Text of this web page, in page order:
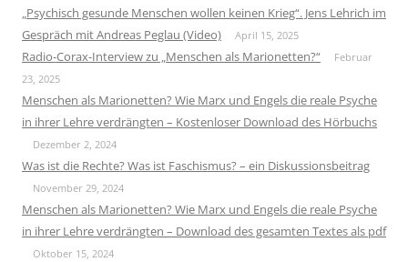
„Psychisch gesunde Menschen wollen keinen Krieg“. Jens Lehrich im
Gespräch mit Andreas Peglau (Video)
April 15, 2025
Radio-Corax-Interview zu „Menschen als Marionetten?“
Februar
23, 2025
Menschen als Marionetten? Wie Marx und Engels die reale Psyche
in ihrer Lehre verdrängten – Kostenloser Download des Hörbuchs
Dezember 2, 2024
Was ist die Rechte? Was ist Faschismus? – ein Diskussionsbeitrag
November 29, 2024
Menschen als Marionetten? Wie Marx und Engels die reale Psyche
in ihrer Lehre verdrängten – Download des gesamten Textes als pdf
Oktober 15, 2024